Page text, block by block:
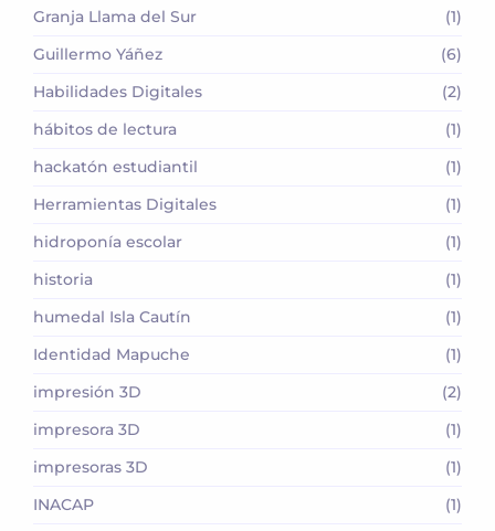
Granja Llama del Sur
(1)
Guillermo Yáñez
(6)
Habilidades Digitales
(2)
hábitos de lectura
(1)
hackatón estudiantil
(1)
Herramientas Digitales
(1)
hidroponía escolar
(1)
historia
(1)
humedal Isla Cautín
(1)
Identidad Mapuche
(1)
impresión 3D
(2)
impresora 3D
(1)
impresoras 3D
(1)
INACAP
(1)